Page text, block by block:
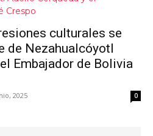
culturales se
de Nezahualcóyotl
Embajador de Bolivia
2025 0